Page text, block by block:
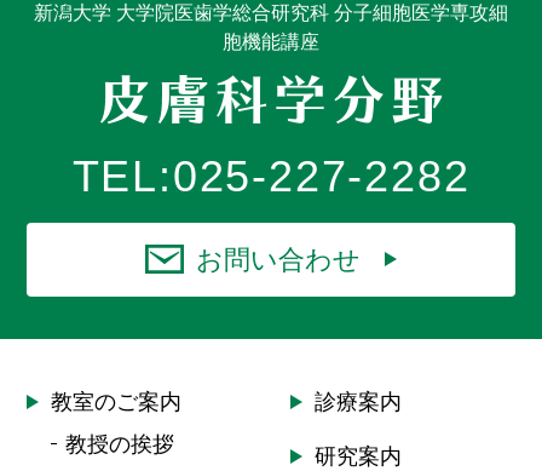
新潟大学 大学院医歯学総合研究科 分子細胞医学専攻細
胞機能講座
TEL:025-227-2282
お問い合わせ
教室のご案内
教授の挨拶
診療案内
研究案内